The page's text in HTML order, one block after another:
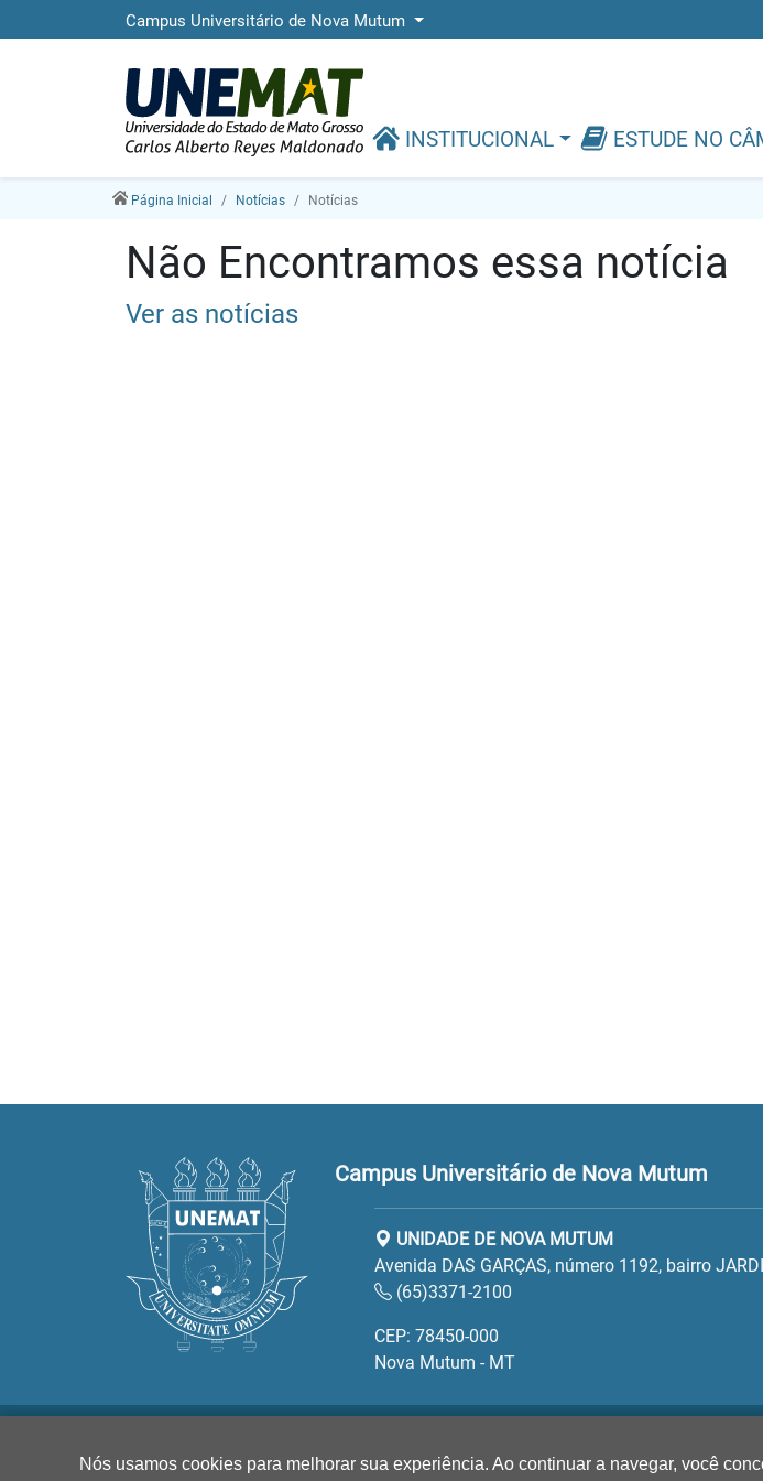
Campus Universitário de Nova Mutum
INSTITUCIONAL ESTUDE NO
Página Inicial Notícias Notícias
Não Encontramos essa notícia
Ver as notícias
Campus Universitário de Nova Mutum
UNIDADE DE NOVA MUTUM
Avenida DAS GARÇAS, número 1192, bairro
(65)3371-2100
CEP: 78450-000
Nova Mutum - MT
Nós usamos cookies para melhorar sua experiência. Ao continuar a navegar, você